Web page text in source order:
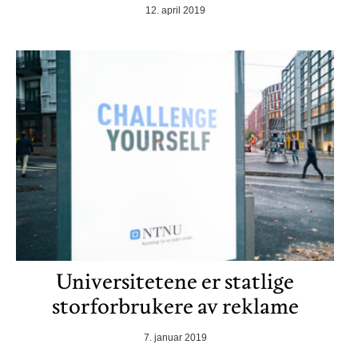
12. april 2019
Universitetene er statlige
storforbrukere av reklame
7. januar 2019